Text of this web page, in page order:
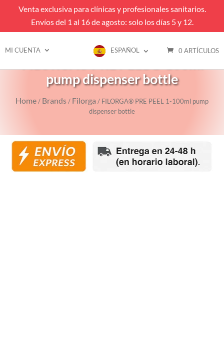
Venta exclusiva para clínicas y profesionales sanitarios.
Envíos del 1 al 16 de agosto: solo los días 5 y 12.
MI CUENTA ESPAÑOL 0 ARTÍCULOS
FILORGA® PRE PEEL 1-100ml
pump dispenser bottle
Home/ Brands/ Filorga / FILORGA® PRE PEEL 1-100ml pump
dispenser bottle